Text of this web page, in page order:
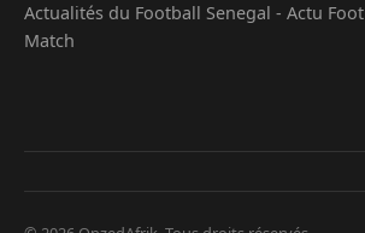
Actualités du Football Senegal - Actu Foot
Match